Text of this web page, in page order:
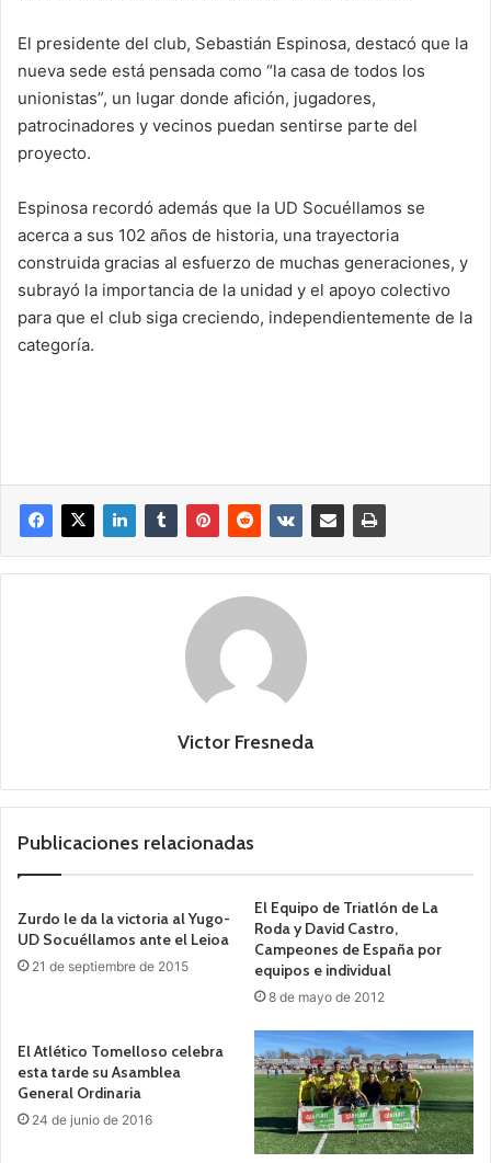
El presidente del club, Sebastián Espinosa, destacó que la
nueva sede está pensada como “la casa de todos los
unionistas”, un lugar donde afición, jugadores,
patrocinadores y vecinos puedan sentirse parte del
proyecto.
Espinosa recordó además que la UD Socuéllamos se
acerca a sus 102 años de historia, una trayectoria
construida gracias al esfuerzo de muchas generaciones, y
subrayó la importancia de la unidad y el apoyo colectivo
para que el club siga creciendo, independientemente de la
categoría.
Victor Fresneda
Publicaciones relacionadas
Zurdo le da la victoria al Yugo-
UD Socuéllamos ante el Leioa
21 de septiembre de 2015
El Equipo de Triatlón de La
Roda y David Castro,
Campeones de España por
equipos e individual
8 de mayo de 2012
El Atlético Tomelloso celebra
esta tarde su Asamblea
General Ordinaria
24 de junio de 2016